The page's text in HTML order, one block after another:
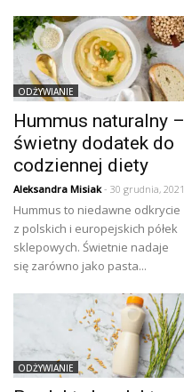
ODŻYWIANIE
Hummus naturalny –
świetny dodatek do
codziennej diety
Aleksandra Misiak- 30 grudnia, 2021
Hummus to niedawne odkrycie
z polskich i europejskich półek
sklepowych. Świetnie nadaje
się zarówno jako pasta...
ODŻYWIANIE